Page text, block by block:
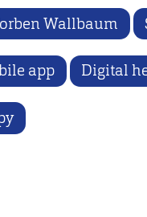
Wallbaum
app Digital